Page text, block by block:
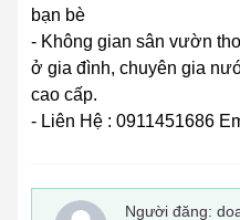
bạn bè
- Không gian sân vườn
ở gia đình, chuyên gia
cao cấp.
- Liên Hệ : 0911451686
Người đăng: